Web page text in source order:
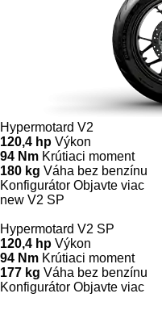
Hypermotard V2
120,4 hp Výkon
94 Nm Krútiaci moment
180 kg Váha bez benzínu
Konfigurátor Objavte viac
new V2 SP